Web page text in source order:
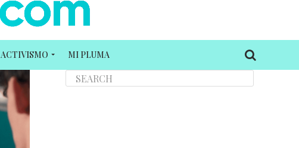
ACTIVISMO MI PLUMA